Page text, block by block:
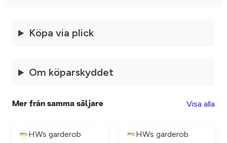
Köpa via plick
Om köparskyddet
Mer från samma säljare Visa alla
HWs garderob HWs garderob